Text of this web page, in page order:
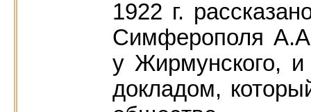
1922 г.
Симферополя
у Жирмунского,
докладом,